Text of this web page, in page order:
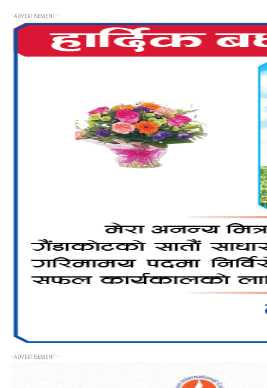
- ADVERTISEMENT -
- ADVERTISEMENT -